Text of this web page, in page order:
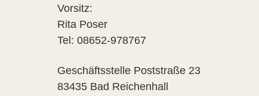
Vorsitz:
Rita Poser
Tel: 08652-978767
Geschäftsstelle Poststraße 23
83435 Bad Reichenhall